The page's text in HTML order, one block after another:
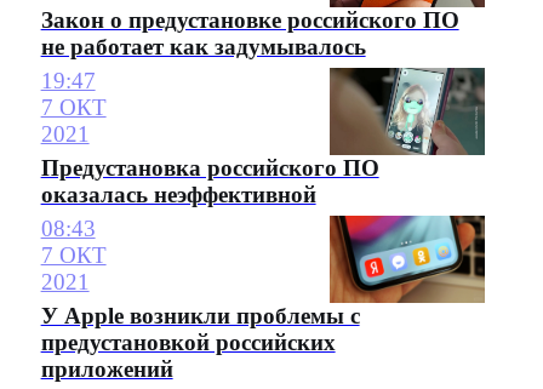
Закон о предустановке российского ПО
не работает как задумывалось
19:47
7 ОКТ
2021
Предустановка российского ПО
оказалась неэффективной
08:43
7 ОКТ
2021
У Apple возникли проблемы с
предустановкой российских
приложений